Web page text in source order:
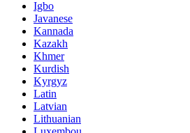
Igbo
Javanese
Kannada
Kazakh
Khmer
Kurdish
Kyrgyz
Latin
Latvian
Lithuanian